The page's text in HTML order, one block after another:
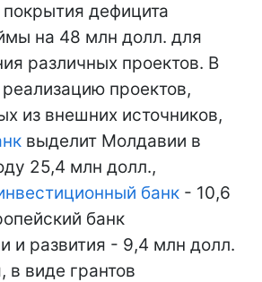
дефицита
на 48 млн долл. для
различных проектов. В
проектов,
из внешних источников,
выделит Молдавии в
25,4 млн долл.,
банк - 10,6
банк
и развития - 9,4 млн долл.
в виде грантов